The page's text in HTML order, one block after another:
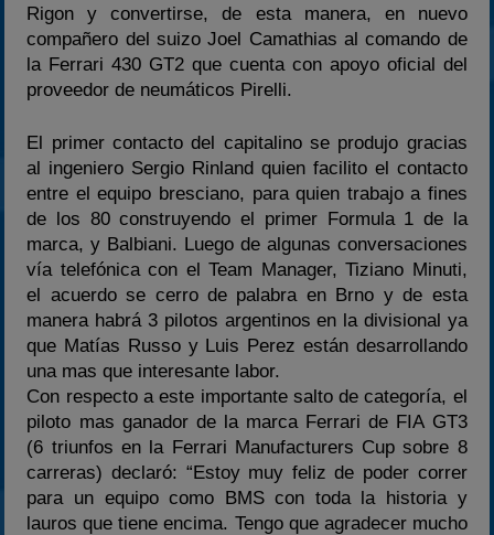
Rigon y convertirse, de esta manera, en nuevo
compañero del suizo Joel Camathias al comando de
la Ferrari 430 GT2 que cuenta con apoyo oficial del
proveedor de neumáticos Pirelli.
El primer contacto del capitalino se produjo gracias
al ingeniero Sergio Rinland quien facilito el contacto
entre el equipo bresciano, para quien trabajo a fines
de los 80 construyendo el primer Formula 1 de la
marca, y Balbiani. Luego de algunas conversaciones
vía telefónica con el Team Manager, Tiziano Minuti,
el acuerdo se cerro de palabra en Brno y de esta
manera habrá 3 pilotos argentinos en la divisional ya
que Matías Russo y Luis Perez están desarrollando
una mas que interesante labor.
Con respecto a este importante salto de categoría, el
piloto mas ganador de la marca Ferrari de FIA GT3
(6 triunfos en la Ferrari Manufacturers Cup sobre 8
carreras) declaró: “Estoy muy feliz de poder correr
para un equipo como BMS con toda la historia y
lauros que tiene encima. Tengo que agradecer mucho